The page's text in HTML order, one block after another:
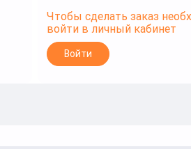
Чтобы сделать заказ
войти в личный кабинет
Войти